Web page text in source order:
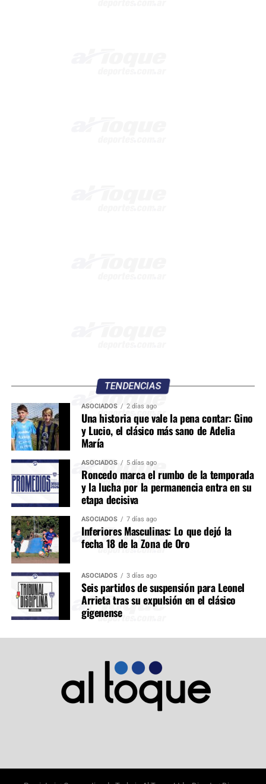
TENDENCIAS
ASOCIADOS 2 días ago
Una historia que vale la pena contar: Gino
y Lucio, el clásico más sano de Adelia
María
ASOCIADOS 5 días ago
Roncedo marca el rumbo de la temporada
y la lucha por la permanencia entra en su
etapa decisiva
ASOCIADOS 7 días ago
Inferiores Masculinas: Lo que dejó la
fecha 18 de la Zona de Oro
ASOCIADOS 3 días ago
Seis partidos de suspensión para Leonel
Arrieta tras su expulsión en el clásico
gigenense